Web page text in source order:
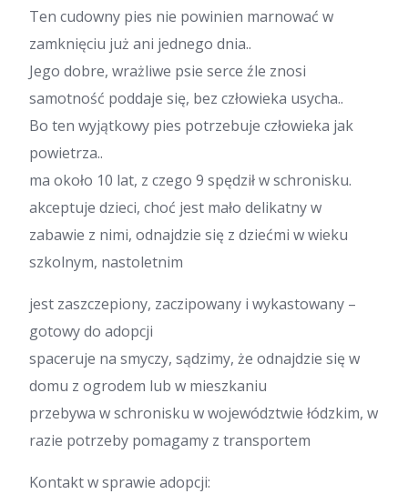
Ten cudowny pies nie powinien marnować w
zamknięciu już ani jednego dnia..
Jego dobre, wrażliwe psie serce źle znosi
samotność poddaje się, bez człowieka usycha..
Bo ten wyjątkowy pies potrzebuje człowieka jak
powietrza..
ma około 10 lat, z czego 9 spędził w schronisku.
akceptuje dzieci, choć jest mało delikatny w
zabawie z nimi, odnajdzie się z dziećmi w wieku
szkolnym, nastoletnim
jest zaszczepiony, zaczipowany i wykastowany –
gotowy do adopcji
spaceruje na smyczy, sądzimy, że odnajdzie się w
domu z ogrodem lub w mieszkaniu
przebywa w schronisku w województwie łódzkim, w
razie potrzeby pomagamy z transportem
Kontakt w sprawie adopcji: